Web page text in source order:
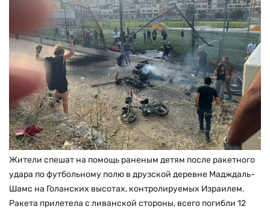
Жители спешат на помощь раненым детям после ракетного
удара по футбольному полю в друзской деревне Мадждаль-
Шамс на Голанских высотах, контролируемых Израилем.
Ракета прилетела с ливанской стороны, всего погибли 12